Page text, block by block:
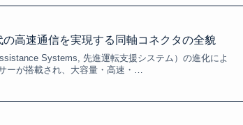
高速通信を実現する同軸コネクタの全貌
Systems, 先進運転支援システム）の進化によ
ーが搭載され、大容量・高速・…